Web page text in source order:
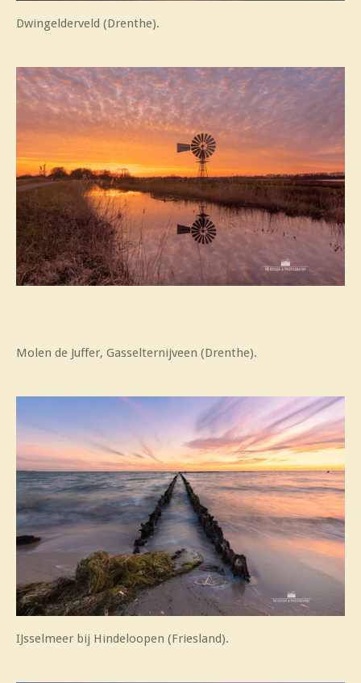
Dwingelderveld (Drenthe).
Molen de Juffer, Gasselternijveen (Drenthe).
IJsselmeer bij Hindeloopen (Friesland).